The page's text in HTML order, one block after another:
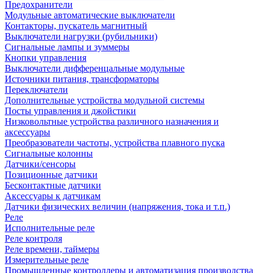
Предохранители
Модульные автоматические выключатели
Контакторы, пускатель магнитный
Выключатели нагрузки (рубильники)
Сигнальные лампы и зуммеры
Кнопки управления
Выключатели дифференцальные модульные
Источники питания, трансформаторы
Переключатели
Дополнительные устройства модульной системы
Посты управления и джойстики
Низковольтные устройства различного назначения и
аксессуары
Преобразователи частоты, устройства плавного пуска
Сигнальные колонны
Датчики/сенсоры
Позиционные датчики
Бесконтактные датчики
Аксессуары к датчикам
Датчики физических величин (напряжения, тока и т.п.)
Реле
Исполнительные реле
Реле контроля
Реле времени, таймеры
Измерительные реле
Промышленные контроллеры и автоматизация производства